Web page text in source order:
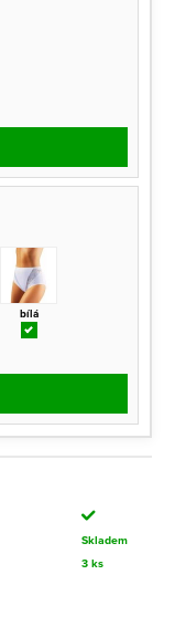
bílá
Skladem
3 ks